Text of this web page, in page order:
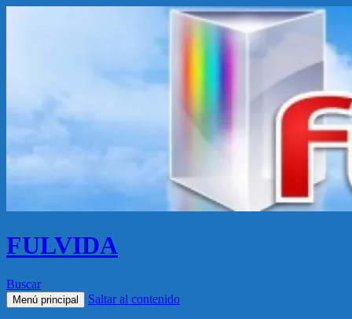
FULVIDA
Buscar
Menú principal Saltar al contenido